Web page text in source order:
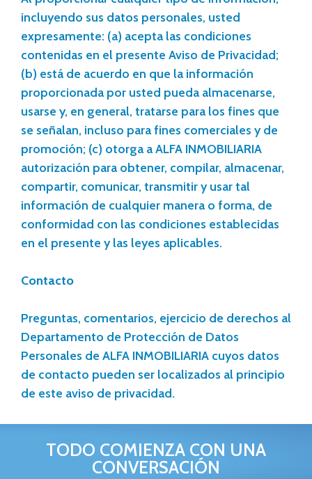
incluyendo sus datos personales, usted
expresamente: (a) acepta las condiciones
contenidas en el presente Aviso de Privacidad;
(b) está de acuerdo en que la información
proporcionada por usted pueda almacenarse,
usarse y, en general, tratarse para los fines que
se señalan, incluso para fines comerciales y de
promoción; (c) otorga a ALFA INMOBILIARIA
autorización para obtener, compilar, almacenar,
compartir, comunicar, transmitir y usar tal
información de cualquier manera o forma, de
conformidad con las condiciones establecidas
en el presente y las leyes aplicables.
Contacto
Preguntas, comentarios, ejercicio de derechos al
Departamento de Protección de Datos
Personales de ALFA INMOBILIARIA cuyos datos
de contacto pueden ser localizados al principio
de este aviso de privacidad.
TODO COMIENZA CON UNA
CONVERSACIÓN